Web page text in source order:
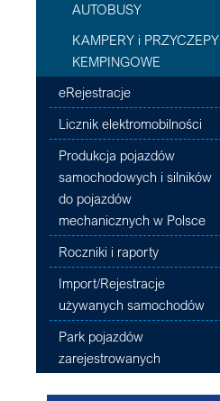
AUTOBUSY
KAMPERY i PRZYCZEPY
KEMPINGOWE
eRejestracje
Licznik elektromobilności
Produkcja pojazdów
samochodowych i silników
do pojazdów
mechanicznych w Polsce
Roczniki i raporty
Import/Rejestracje
używanych samochodów
Park pojazdów
zarejestrowanych